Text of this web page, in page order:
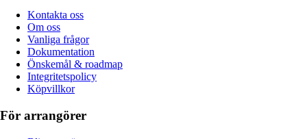
Kontakta oss
Om oss
Vanliga frågor
Dokumentation
Önskemål & roadmap
Integritetspolicy
Köpvillkor
För arrangörer